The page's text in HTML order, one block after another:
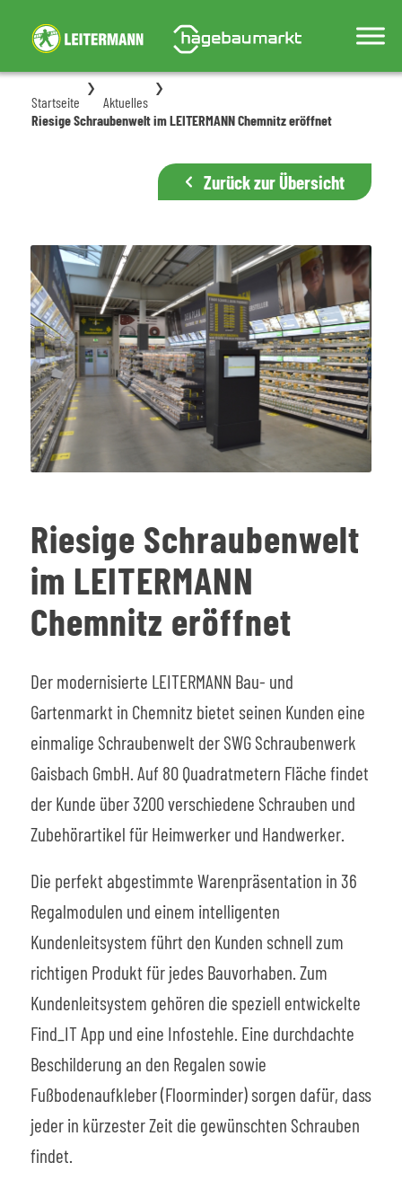
Startseite
Aktuelles
Riesige Schraubenwelt im LEITERMANN Chemnitz eröffnet
Zurück zur Übersicht
Riesige Schraubenwelt
im LEITERMANN
Chemnitz eröffnet
Der modernisierte LEITERMANN Bau- und
Gartenmarkt in Chemnitz bietet seinen Kunden eine
einmalige Schraubenwelt der SWG Schraubenwerk
Gaisbach GmbH. Auf 80 Quadratmetern Fläche findet
der Kunde über 3200 verschiedene Schrauben und
Zubehörartikel für Heimwerker und Handwerker.
Die perfekt abgestimmte Warenpräsentation in 36
Regalmodulen und einem intelligenten
Kundenleitsystem führt den Kunden schnell zum
richtigen Produkt für jedes Bauvorhaben. Zum
Kundenleitsystem gehören die speziell entwickelte
Find_IT App und eine Infostehle. Eine durchdachte
Beschilderung an den Regalen sowie
Fußbodenaufkleber (Floorminder) sorgen dafür, dass
jeder in kürzester Zeit die gewünschten Schrauben
findet.